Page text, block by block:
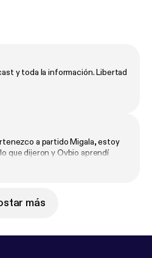
y toda la información. Libertad
a partido Migala, estoy
que dijeron y Ovbio aprendí
que no sabía, pero me
atacando civiles?
más